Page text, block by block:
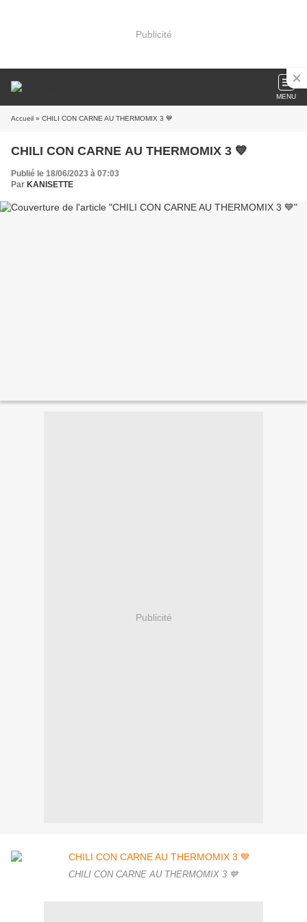
Publicité
MENU
Accueil » CHILI CON CARNE AU THERMOMIX 3 💙
CHILI CON CARNE AU THERMOMIX 3 💙
Publié le 18/06/2023 à 07:03
Par KANISETTE
Publicité
CHILI CON CARNE AU THERMOMIX 3 💙